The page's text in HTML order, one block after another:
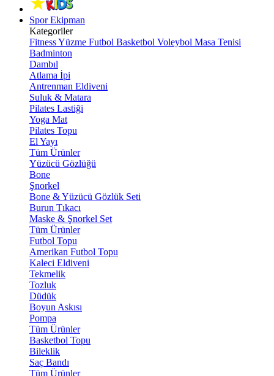
Spor Ekipman
Kategoriler
FitnessYüzme Futbol Basketbol Voleybol Masa Tenisi
Badminton
Dambıl
Atlama İpi
Antrenman Eldiveni
Suluk & Matara
Pilates Lastiği
Yoga Mat
Pilates Topu
El Yayı
Tüm Ürünler
Yüzücü Gözlüğü
Bone
Şnorkel
Bone & Yüzücü Gözlük Seti
Burun Tıkacı
Maske & Şnorkel Set
Tüm Ürünler
Futbol Topu
Amerikan Futbol Topu
Kaleci Eldiveni
Tekmelik
Tozluk
Düdük
Boyun Askısı
Pompa
Tüm Ürünler
Basketbol Topu
Bileklik
Saç Bandı
Tüm Ürünler